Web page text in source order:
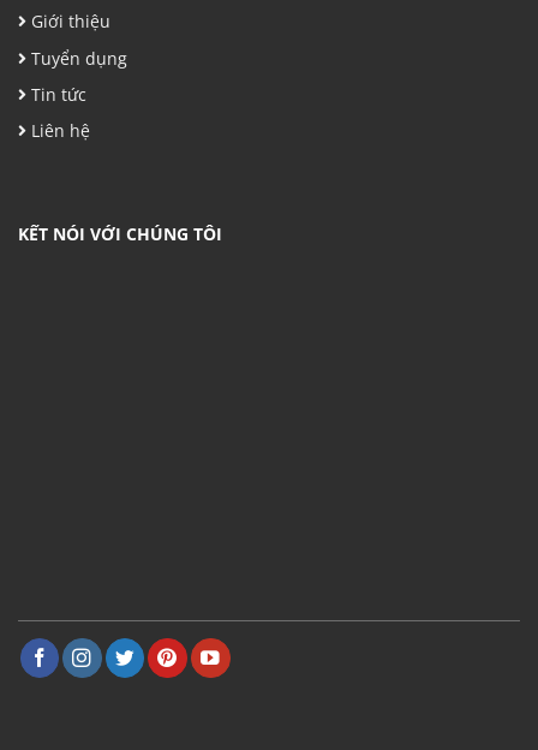
Giới thiệu
Tuyển dụng
Tin tức
Liên hệ
KẾT NÓI VỚI CHÚNG TÔI